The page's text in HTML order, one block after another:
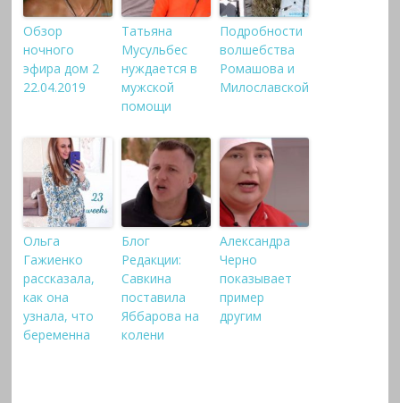
Обзор
ночного
эфира дом 2
22.04.2019
Татьяна
Мусульбес
нуждается в
мужской
помощи
Подробности
волшебства
Ромашова и
Милославской
Ольга
Гажиенко
рассказала,
как она
узнала, что
беременна
Блог
Редакции:
Савкина
поставила
Яббарова на
колени
Александра
Черно
показывает
пример
другим